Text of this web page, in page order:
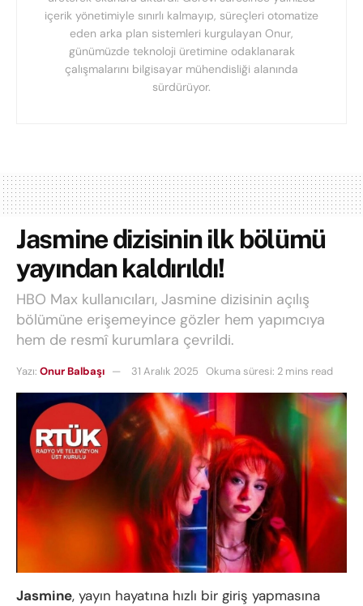
içerik yönetimiyle sınırlı kalmayıp, süreçleri otomatize
eden arka plan sistemleri kurgulayan Onur,
günümüzde teknoloji üretimine odaklanarak
çalışmalarını bilgisayar mühendisliği alanında
sürdürüyor.
Jasmine dizisinin ilk bölümü
yayından kaldırıldı!
HBO Max kullanıcıları, Jasmine dizisinin açılış
bölümüne erişemeyince gözler hem yapımcıya
hem de resmî kurumlara çevrildi.
Yazı: Onur Balbaşı 31 Aralık 2025 Okuma süresi: 2 mins read
Jasmine, yayın hayatına hızlı bir giriş yapmasına